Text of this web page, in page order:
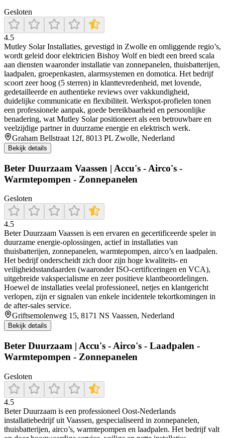
Gesloten
4.5
Mutley Solar Installaties, gevestigd in Zwolle en omliggende regio’s,
wordt geleid door elektricien Bishoy Wolf en biedt een breed scala
aan diensten waaronder installatie van zonnepanelen, thuisbatterijen,
laadpalen, groepenkasten, alarmsystemen en domotica. Het bedrijf
scoort zeer hoog (5 sterren) in klanttevredenheid, met lovende,
gedetailleerde en authentieke reviews over vakkundigheid,
duidelijke communicatie en flexibiliteit. Werkspot-profielen tonen
een professionele aanpak, goede bereikbaarheid en persoonlijke
benadering, wat Mutley Solar positioneert als een betrouwbare en
veelzijdige partner in duurzame energie en elektrisch werk.
Graham Bellstraat 12f, 8013 PL Zwolle, Nederland
Bekijk details
Beter Duurzaam Vaassen | Accu's - Airco's -
Warmtepompen - Zonnepanelen
Gesloten
4.5
Beter Duurzaam Vaassen is een ervaren en gecertificeerde speler in
duurzame energie-oplossingen, actief in installaties van
thuisbatterijen, zonnepanelen, warmtepompen, airco’s en laadpalen.
Het bedrijf onderscheidt zich door zijn hoge kwaliteits- en
veiligheidsstandaarden (waaronder ISO‑certificeringen en VCA),
uitgebreide vakspecialisme en zeer positieve klantbeoordelingen.
Hoewel de installaties veelal professioneel, netjes en klantgericht
verlopen, zijn er signalen van enkele incidentele tekortkomingen in
de after‑sales service.
Griftsemolenweg 15, 8171 NS Vaassen, Nederland
Bekijk details
Beter Duurzaam | Accu's - Airco's - Laadpalen -
Warmtepompen - Zonnepanelen
Gesloten
4.5
Beter Duurzaam is een professioneel Oost-Nederlands
installatiebedrijf uit Vaassen, gespecialiseerd in zonnepanelen,
thuisbatterijen, airco’s, warmtepompen en laadpalen. Het bedrijf valt